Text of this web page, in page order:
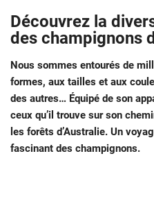
Découvrez la
des champignons
Nous sommes entourés de
formes, aux tailles et aux
des autres… Équipé de son
ceux qu’il trouve sur son
les forêts d’Australie. Un
fascinant des champignons.